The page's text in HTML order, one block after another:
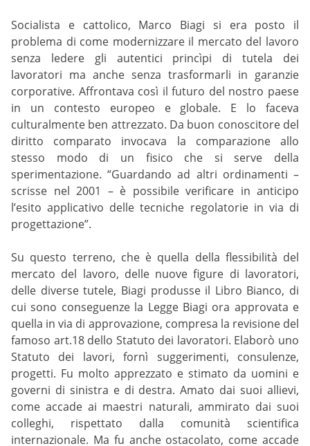
Socialista e cattolico, Marco Biagi si era posto il
problema di come modernizzare il mercato del lavoro
senza ledere gli autentici princìpi di tutela dei
lavoratori ma anche senza trasformarli in garanzie
corporative. Affrontava così il futuro del nostro paese
in un contesto europeo e globale. E lo faceva
culturalmente ben attrezzato. Da buon conoscitore del
diritto comparato invocava la comparazione allo
stesso modo di un fisico che si serve della
sperimentazione. “Guardando ad altri ordinamenti –
scrisse nel 2001 – è possibile verificare in anticipo
l’esito applicativo delle tecniche regolatorie in via di
progettazione”.
Su questo terreno, che è quella della flessibilità del
mercato del lavoro, delle nuove figure di lavoratori,
delle diverse tutele, Biagi produsse il Libro Bianco, di
cui sono conseguenze la Legge Biagi ora approvata e
quella in via di approvazione, compresa la revisione del
famoso art.18 dello Statuto dei lavoratori. Elaborò uno
Statuto dei lavori, fornì suggerimenti, consulenze,
progetti. Fu molto apprezzato e stimato da uomini e
governi di sinistra e di destra. Amato dai suoi allievi,
come accade ai maestri naturali, ammirato dai suoi
colleghi, rispettato dalla comunità scientifica
internazionale. Ma fu anche ostacolato, come accade